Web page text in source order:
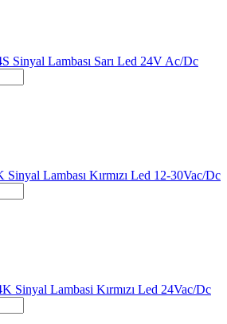
Sinyal Lambası Sarı Led 24V Ac/Dc
Lambası Kırmızı Led 12-30Vac/Dc
Sinyal Lambasi Kırmızı Led 24Vac/Dc